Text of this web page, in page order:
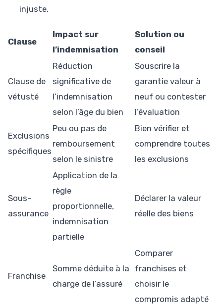
injuste.
Clause
Impact sur
l’indemnisation
Solution ou
conseil
Clause de
vétusté
Réduction
significative de
l’indemnisation
selon l’âge du bien
Souscrire la
garantie valeur à
neuf ou contester
l’évaluation
Exclusions
spécifiques
Peu ou pas de
remboursement
selon le sinistre
Bien vérifier et
comprendre toutes
les exclusions
Sous-
assurance
Application de la
règle
proportionnelle,
indemnisation
partielle
Déclarer la valeur
réelle des biens
Franchise
Somme déduite à la
charge de l’assuré
Comparer
franchises et
choisir le
compromis adapté